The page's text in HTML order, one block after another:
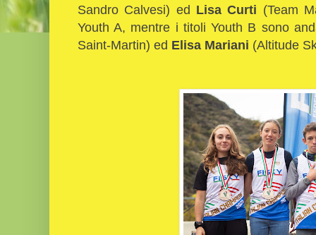
Sandro Calvesi) ed Lisa Curti (Team
Youth A, mentre i titoli Youth B sono
Saint-Martin) ed Elisa Mariani (Altitude